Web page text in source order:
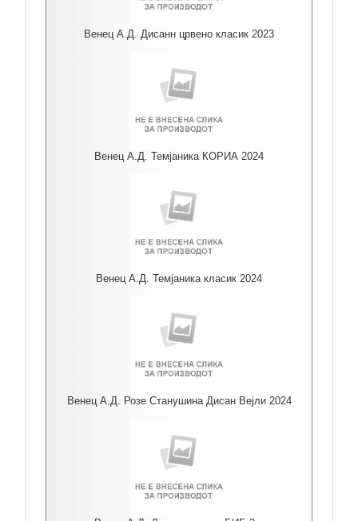
Венец А.Д. Дисанн црвено класик 2023
Венец А.Д. Темјаника КОРИА 2024
Венец А.Д. Темјаника класик 2024
Венец А.Д. Розе Станушина Дисан Вејли 2024